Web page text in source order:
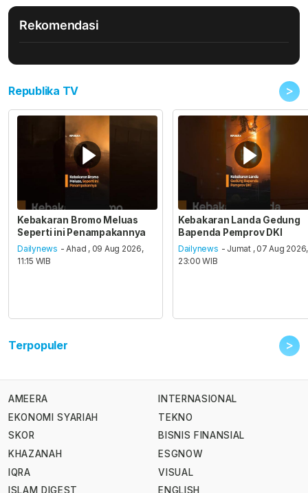
Rekomendasi
Republika TV >
Kebakaran Bromo Meluas
Seperti ini Penampakannya
Dailynews - Ahad , 09 Aug 2026,
11:15 WIB
Kebakaran Landa Gedung
Bapenda Pemprov DKI
Dailynews - Jumat , 07 Aug 2026,
23:00 WIB
Terpopuler >
AMEERA
EKONOMI SYARIAH
SKOR
KHAZANAH
IQRA
ISLAM DIGEST
INTERNASIONAL
TEKNO
BISNIS FINANSIAL
ESGNOW
VISUAL
ENGLISH